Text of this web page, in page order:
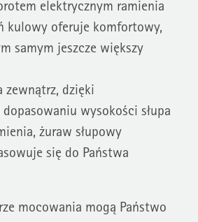
elektrycznym ramienia
kulowy oferuje komfortowy,
samym jeszcze większy
zewnątrz, dzięki
wysokości słupa
żuraw słupowy
się do Państwa
mocowania mogą Państwo